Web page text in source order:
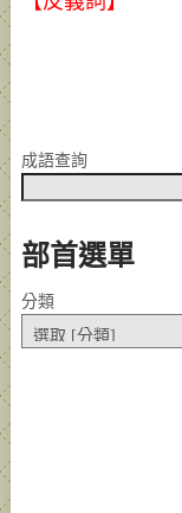
成語查詢
部首選單
分類